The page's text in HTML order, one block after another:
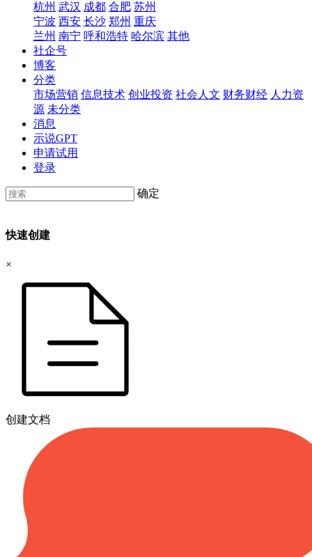
杭州 武汉 成都 合肥 苏州
宁波 西安 长沙 郑州 重庆
兰州 南宁 呼和浩特 哈尔滨 其他
社企号
博客
分类
市场营销 信息技术 创业投资 社会人文 财务财经 人力资
源 未分类
消息
示说GPT
申请试用
登录
确定
快速创建
×
创建文档